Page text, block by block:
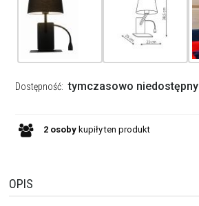
Dostępność: tymczasowo niedostępny
2 osobykupiłyten produkt
OPIS